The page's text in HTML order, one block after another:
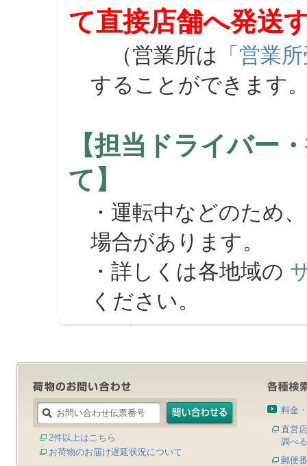
て直接店舗へ発送
（営業所は 「営業
することができます
【担当ドライバー
て】
・運転中などのため
場合があります。
・詳しくは各地域の
ください。
2件以上はこちら
お荷物のお届け遅延状況について
料金
直営
調べる
郵便